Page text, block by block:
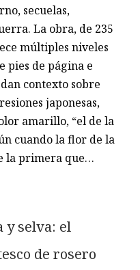
secuelas,
La obra, de 235
múltiples niveles
pies de página e
contexto sobre
japonesas,
amarillo, “el de la
cuando la flor de la
la primera que…
y selva: el
de rosero